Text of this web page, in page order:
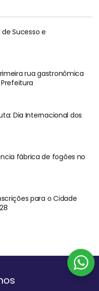
de Sucesso e
rua gastronômica
Dia Internacional dos
fábrica de fogões no
para o Cidade